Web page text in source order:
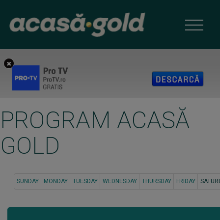
PROGRAM ACASĂ
GOLD
SUNDAY MONDAY TUESDAY WEDNESDAY THURSDAY FRIDAY